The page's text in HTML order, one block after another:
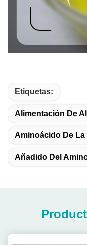
Etiquetas:
Alimentación De
Aminoácido De La
Añadido Del